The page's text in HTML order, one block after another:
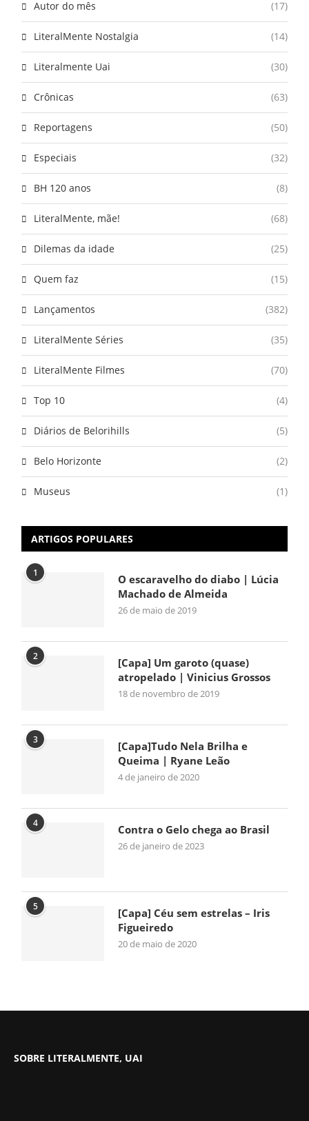
Autor do mês (17)
LiteralMente Nostalgia (14)
Literalmente Uai (30)
Crônicas (63)
Reportagens (50)
Especiais (32)
BH 120 anos (8)
LiteralMente, mãe! (68)
Dilemas da idade (25)
Quem faz (15)
Lançamentos (382)
LiteralMente Séries (35)
LiteralMente Filmes (70)
Top 10 (4)
Diários de Belorihills (5)
Belo Horizonte (2)
Museus (1)
ARTIGOS POPULARES
1
O escaravelho do diabo | Lúcia
Machado de Almeida
26 de maio de 2019
2
[Capa] Um garoto (quase)
atropelado | Vinicius Grossos
18 de novembro de 2019
3
[Capa]Tudo Nela Brilha e
Queima | Ryane Leão
4 de janeiro de 2020
4 Contra o Gelo chega ao Brasil
26 de janeiro de 2023
5
[Capa] Céu sem estrelas – Iris
Figueiredo
20 de maio de 2020
SOBRE LITERALMENTE, UAI